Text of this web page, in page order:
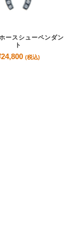
ースシューペンダン
ト
24,800 (税込)